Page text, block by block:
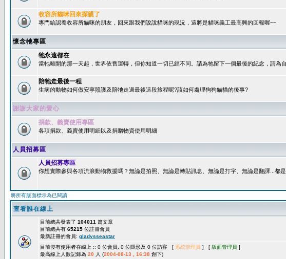
收容所貓咪回來探親了
專門給認養收容所貓咪的朋友，回來跟我們說說貓咪的現況，這將是貓咪義工最高興的回報喔~~
懷念牠專區
牠永遠都在
當牠離開的那一天起，世界依舊運轉，但你知道一切已經不同。請為牠留下一個最後的紀念，請為
陪牠走最後一程
生病的動物如何做安寧照護及陪牠走過最後這段旅程呢?該如何處理狗狗貓貓的後事?
謝謝大家的愛心
捐款、義賣使用專區
各項捐款、義賣使用明細以及捐贈物資使用明細
人員招募區
人員招募專區
你想實際參與各項流浪動物救援嗎？無論是拍照、無論是轉貼訊息、無論是打字、無論是翻譯...都是
將所有版面標示為已閱讀
查看誰在線上
目前總共發表了 104011 篇文章
目前總共有 65215 位註冊會員
最新註冊的會員: gladysseastar
目前沒有使用者在線上 :: 0 位會員, 0 位隱形及 0 位訪客 [ 系統管理員 ] [ 版面管理員 ]
最高線上人數記錄為 20 人 (2004-08-13 , 16:38 創下)